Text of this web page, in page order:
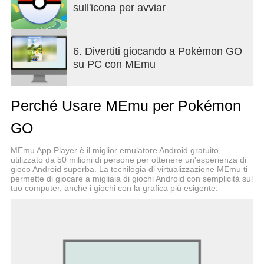
MULTIGIOCATORE E PvP!
Sfida altri Allenatori in PvP in un'epica battaglia in
Palestra o nella Lega Lotte GO. Puoi anche
affrontare un altro giocatore in PvP per vincere
ricompense o fare squadra con altri Allenatori per
catturare Pokémon dopo aver vinto una battaglia
l’avventura Pokémon GO: Poké Ball, oggetti
AVVENTURA AR!
Unisciti a una squadra e personalizza il tuo avatar.
Stabilisci una strategia e scegli i Pokémon dal tuo
Pokédex per questa avventura multiplayer in PvP.
sull'icona per avviar
6. Divertiti giocando a Pokémon GO
su PC con MEmu
Perché Usare MEmu per Pokémon
GO
MEmu App Player è il miglior emulatore Android gratuito,
utilizzato da 50 milioni di persone per ottenere un'esperienza di
gioco Android superba. La tecnilogia di virtualizzazione MEmu ti
permette di giocare a migliaia di giochi Android con semplicità sul
tuo computer, anche i giochi con la grafica più esigente.